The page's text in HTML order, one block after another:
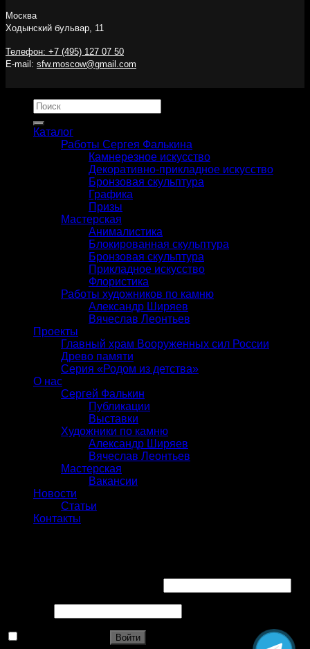
Москва
Ходынский бульвар, 11
Телефон: +7 (495) 127 07 50
E-mail: sfw.moscow@gmail.com
Искать:
Каталог
Работы Сергея Фалькина
Камнерезное искусство
Декоративно-прикладное искусство
Бронзовая скульптура
Графика
Призы
Мастерская
Анималистика
Блокированная скульптура
Бронзовая скульптура
Прикладное искусство
Флористика
Работы художников по камню
Александр Ширяев
Вячеслав Леонтьев
Проекты
Главный храм Вооруженных сил России
Древо памяти
Серия «Родом из детства»
О нас
Сергей Фалькин
Публикации
Выставки
Художники по камню
Александр Ширяев
Вячеслав Леонтьев
Мастерская
Вакансии
Новости
Статьи
Контакты
Войти